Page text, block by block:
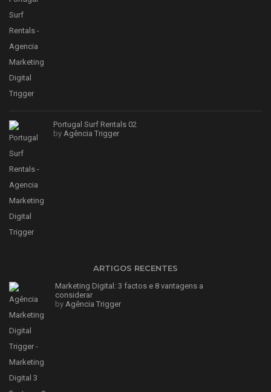
Portugal Surf Rentals 02
by Agência Trigger
ARTIGOS RECENTES
Marketing Digital: 3 factos e 8 vantagens a
considerar
by Agência Trigger